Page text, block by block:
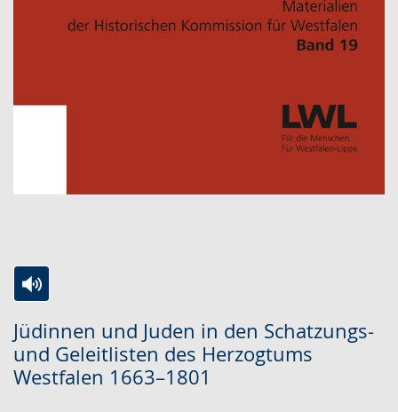
Jüdinnen und Juden in den Schatzungs-
und Geleitlisten des Herzogtums
Westfalen 1663–1801
Leichten
Sprache
wechseln.
Audio-
Unterstützung.
Video
in
Deutscher